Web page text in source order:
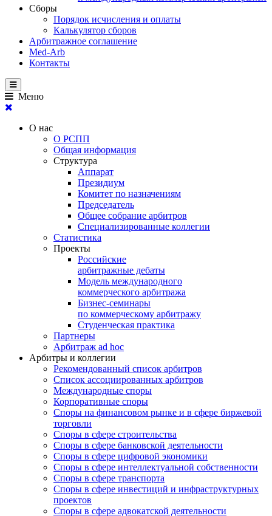
Сборы
Порядок исчисления и оплаты
Калькулятор сборов
Арбитражное соглашение
Med-Arb
Контакты
Меню
О нас
О РСПП
Общая информация
Структура
Аппарат
Президиум
Комитет по назначениям
Председатель
Общее собрание арбитров
Специализированные коллегии
Статистика
Проекты
Российские
арбитражные дебаты
Модель международного
коммерческого арбитража
Бизнес-семинары
по коммерческому арбитражу
Студенческая практика
Партнеры
Арбитраж ad hoc
Арбитры и коллегии
Рекомендованный список арбитров
Список ассоциированных арбитров
Международные споры
Корпоративные споры
Споры на финансовом рынке и в сфере биржевой
торговли
Споры в сфере строительства
Споры в сфере банковской деятельности
Споры в сфере цифровой экономики
Споры в сфере интеллектуальной собственности
Споры в сфере транспорта
Cпоры в сфере инвестиций и инфраструктурных
проектов
Споры в сфере адвокатской деятельности